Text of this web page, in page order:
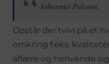
Johannes Palsson.
Opstår der tvivl på et
omkring f.eks.
affære og henvende sig